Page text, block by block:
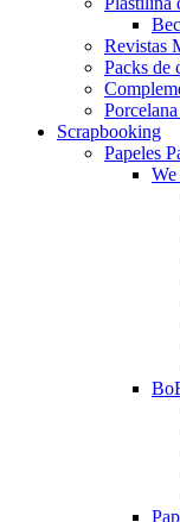
Revistas
Packs de
Scrapbooking
Papeles